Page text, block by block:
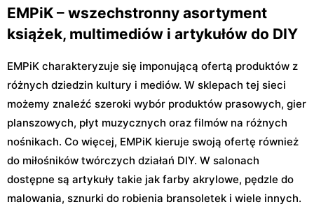
EMPiK – wszechstronny asortyment
książek, multimediów i artykułów do DIY
EMPiK charakteryzuje się imponującą ofertą produktów z
różnych dziedzin kultury i mediów. W sklepach tej sieci
możemy znaleźć szeroki wybór produktów prasowych, gier
planszowych, płyt muzycznych oraz filmów na różnych
nośnikach. Co więcej, EMPiK kieruje swoją ofertę również
do miłośników twórczych działań DIY. W salonach
dostępne są artykuły takie jak farby akrylowe, pędzle do
malowania, sznurki do robienia bransoletek i wiele innych.